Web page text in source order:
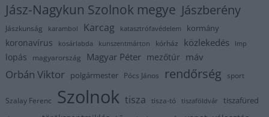
Jász-Nagykun Szolnok megye Jászberény
Jászkunság karambol Karcag katasztrófavédelem kormány
koronavírus kosárlabda kunszentmárton kórház közlekedés lmp
lopás magyarország Magyar Péter mezőtúr máv
Orbán Viktor polgármester Pócs János rendőrség sport
Szalay Ferenc Szolnok tisza tisza-tó tiszaföldvár tiszafüred